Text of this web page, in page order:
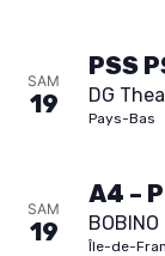
SAM
19
PSS
DG
Pays-Bas
SAM
19
A4 –
BOBINO
Île-de-